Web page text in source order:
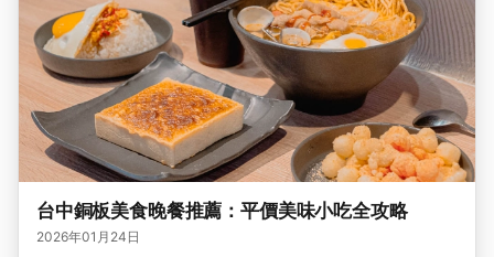
台中銅板美食晚餐推薦：平價美味小吃全攻略
2026年01月24日